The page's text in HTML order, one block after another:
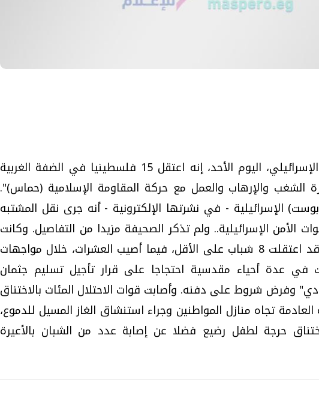
قال الجيش الإسرائيلي، اليوم الأحد، إنه اعتقل 15 فلسطينيا في الضفة الغربية
الشغب والإرهاب والعمل مع حركة المقاومة الإسلامية (حماس)".
الإسرائيلية - في نشرتها الإلكترونية - أنه جرى نقل المشتبه
الأمن الإسرائيلية.. ولم تذكر الصحيفة مزيدا من التفاصيل. وكانت
قوات الاحتلال الإسرائيلي قد اعتقلت 8 شباب على الأقل، فيما أصيب العشرات، خلال مواجهات
عدة أحياء مقدسية احتجاجا على قرار تأجيل تسليم جثمان
وفرض شروط على دفنه. وأصابت قوات الاحتلال المئات بالاختناق
تجاه منازل المواطنين وجراء استنشاق الغاز المسيل للدموع،
حرجة لطفل رضيع فضلا عن إصابة عدد من الشبان بالأعيرة
دليلك للتنسيق الجامعي .. تساؤلات
وإجابات
السبت، 01 اغسطس 2026 10:25 ص
فيديو.. الإعلام الرقمي.. تقنيات واعدة
وتحديات هائلة
الخميس، 30 يوليو 2026 01:09 م